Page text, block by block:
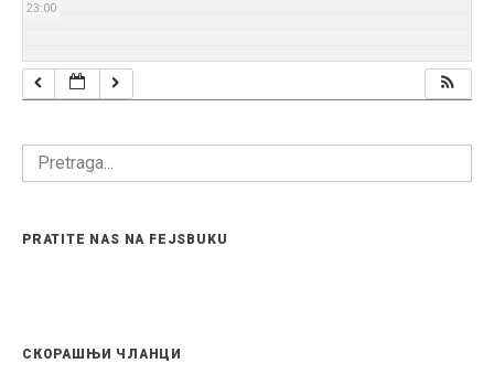
23:00
PRATITE NAS NA FEJSBUKU
СКОРАШЊИ ЧЛАНЦИ